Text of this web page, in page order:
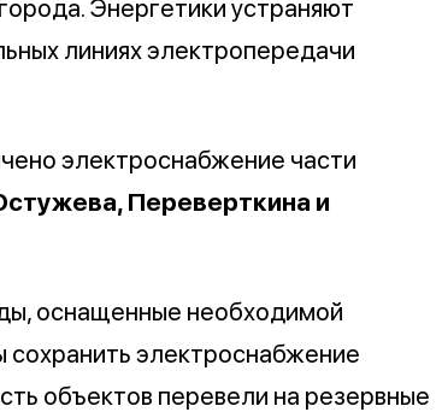
Энергетики устраняют
линиях электропередачи
электроснабжение части
Переверткина и
оснащенные необходимой
сохранить электроснабжение
объектов перевели на резервные